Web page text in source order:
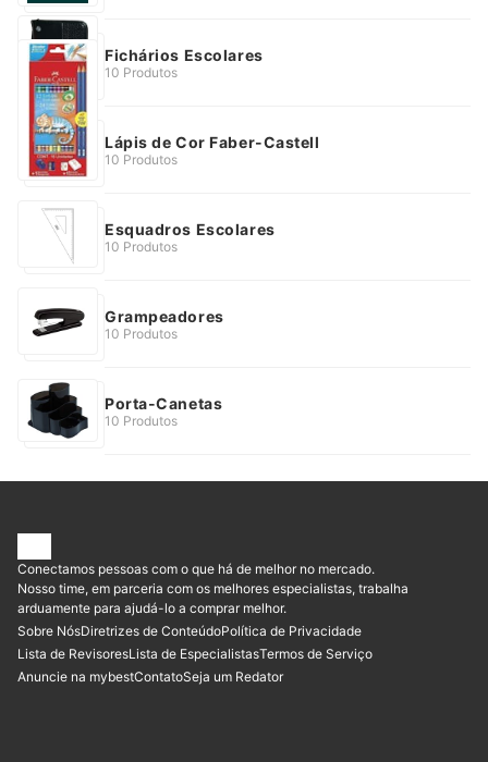
Fichários Escolares
10 Produtos
Lápis de Cor Faber-Castell
10 Produtos
Esquadros Escolares
10 Produtos
Grampeadores
10 Produtos
Porta-Canetas
10 Produtos
Conectamos pessoas com o que há de melhor no mercado.
Nosso time, em parceria com os melhores especialistas, trabalha
arduamente para ajudá-lo a comprar melhor.
Sobre NósDiretrizes de ConteúdoPolítica de Privacidade
Lista de RevisoresLista de EspecialistasTermos de Serviço
Anuncie na mybestContatoSeja um Redator